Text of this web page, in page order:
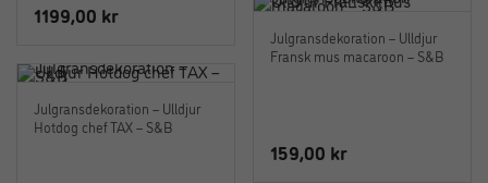
1199,00 kr
Julgransdekoration – Ulldjur
Fransk mus macaroon – S&B
159,00 kr
Julgransdekoration – Ulldjur
Hotdog chef TAX – S&B